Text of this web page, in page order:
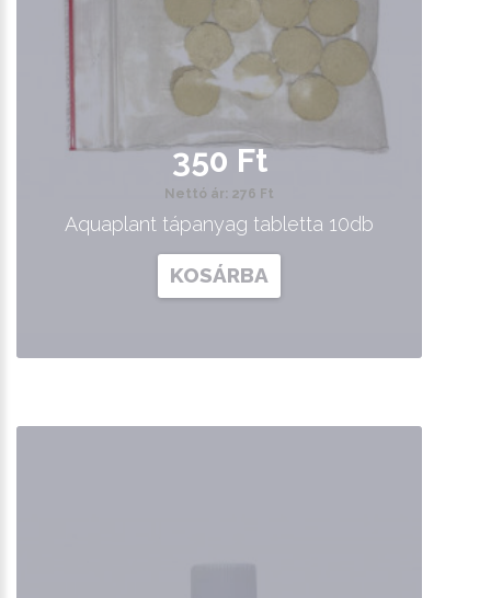
350 Ft
Nettó ár: 276 Ft
Aquaplant tápanyag tabletta 10db
KOSÁRBA